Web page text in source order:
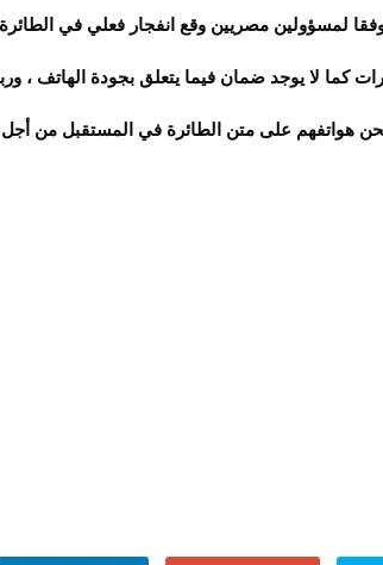
لمسؤولين مصريين وقع انفجار فعلي في
كما لا يوجد ضمان فيما يتعلق بجودة الهاتف ،
هواتفهم على متن الطائرة في المستقبل من أجل